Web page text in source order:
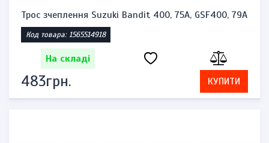
Трос зчеплення Suzuki Bandit 400, 75A, GSF400, 79A
Код товара: 1565514918
На складі
483грн. КУПИТИ